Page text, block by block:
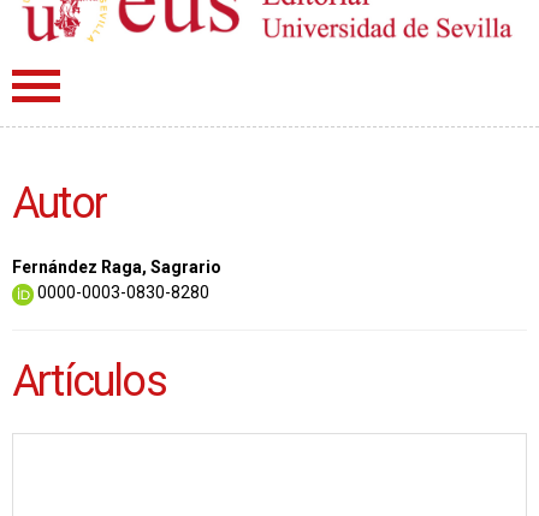
Autor
Fernández Raga, Sagrario
0000-0003-0830-8280
Artículos